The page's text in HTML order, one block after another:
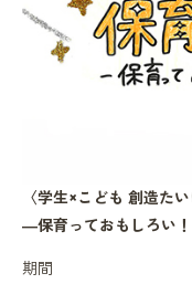
〈学生×こども 創造た
―保育っておもしろい
期間